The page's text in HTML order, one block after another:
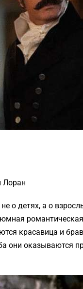
Лоран
о детях, а о
красавица и
они оказываются